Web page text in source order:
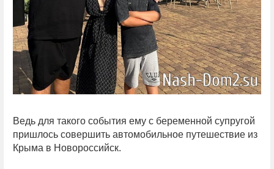
Ведь для такого события ему с беременной супругой
пришлось совершить автомобильное путешествие из
Крыма в Новороссийск.